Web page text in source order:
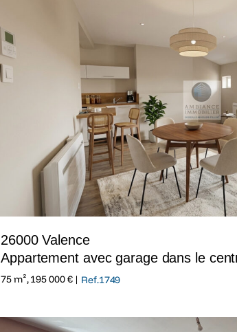
26000 Valence
Appartement avec garage dans le
75 m², 195 000 € | Ref.1749